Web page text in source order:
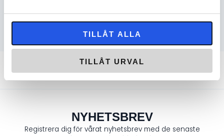
TILLÅT ALLA
TILLÅT URVAL
RELATERADE PRODUKTER
Snabba leveranser
Fri frakt över 1000 kr
Returrätt i 60 dagar
Säkra betalningar
NYHETSBREV
Registrera dig för vårat nyhetsbrev med de senaste